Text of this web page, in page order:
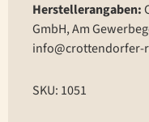
Herstellerangaben:
GmbH, Am
info@crottendorfer-
SKU: 1051